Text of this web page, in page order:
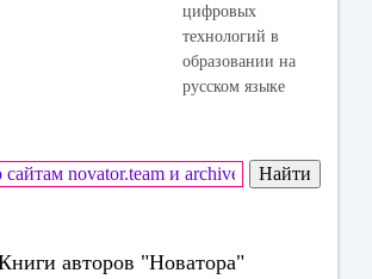
цифровых
технологий в
образовании на
русском языке
авторов "Новатора"